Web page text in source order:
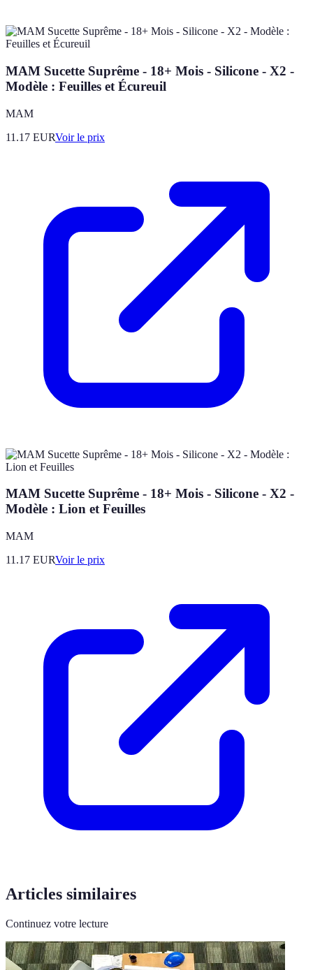
MAM Sucette Suprême - 18+ Mois - Silicone - X2 -
Modèle : Feuilles et Écureuil
MAM
11.17 EURVoir le prix
MAM Sucette Suprême - 18+ Mois - Silicone - X2 -
Modèle : Lion et Feuilles
MAM
11.17 EURVoir le prix
Articles similaires
Continuez votre lecture